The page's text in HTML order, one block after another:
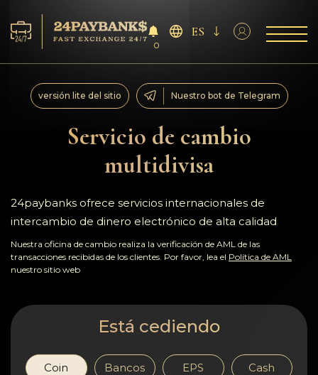
Servicios
Reservas
Para los socios
Reseñas
Reglas
AML/CFT
Confidencialidad
Contactos
0
ES
Servicio de cambio
multidivisa
versión lite del sitio Nuestro bot de Telegram
24paybanks ofrece servicios internacionales de
intercambio de dinero electrónico de alta calidad
Nuestra oficina de cambio realiza la verificación de AML de las
transacciones recibidas de los clientes. Por favor, lea el Política de AML
nuestro sitio web
Está cediendo
Coin Bancos EPS Cash